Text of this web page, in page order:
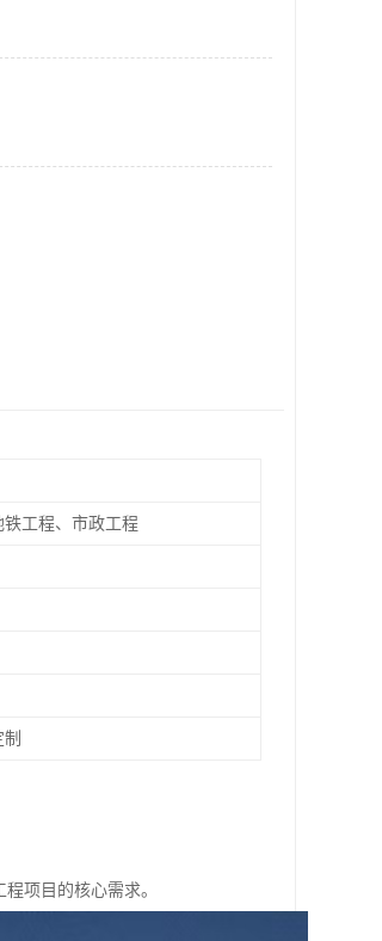
铁工程、市政工程
项目的核心需求。